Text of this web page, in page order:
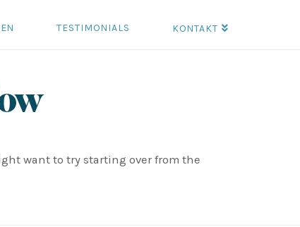
TESTIMONIALS KONTAKT
want to try starting over from the